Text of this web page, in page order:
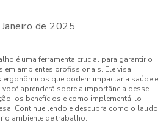
de 2025
é uma ferramenta crucial para garantir o
ambientes profissionais. Ele visa
que podem impactar a saúde e
aprenderá sobre a importância desse
os benefícios e como implementá-lo
Continue lendo e descubra como o laudo
o ambiente de trabalho.